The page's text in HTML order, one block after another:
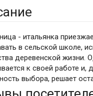
- итальянка
в сельской школе,
деревенской жизни.
к своей работе и,
выбора, решает